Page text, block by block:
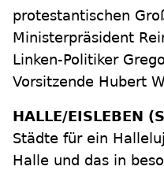
protestantischen
Ministerpräsident
Linken-Politiker
Vorsitzende Hubert
HALLE/EISLEBEN
Städte für ein
Halle und das in